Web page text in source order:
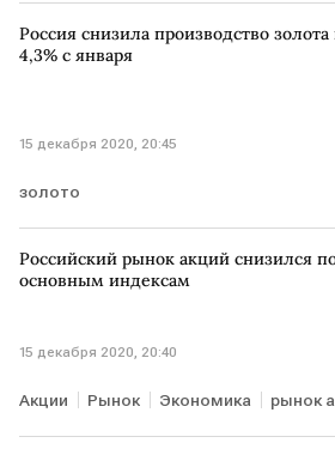
Россия снизила производство золота
4,3% с января
15 декабря 2020, 20:45
золото
Российский рынок акций снизился
основным индексам
15 декабря 2020, 20:40
Акции Рынок Экономика рынок
индексы РФ фондовые индексы